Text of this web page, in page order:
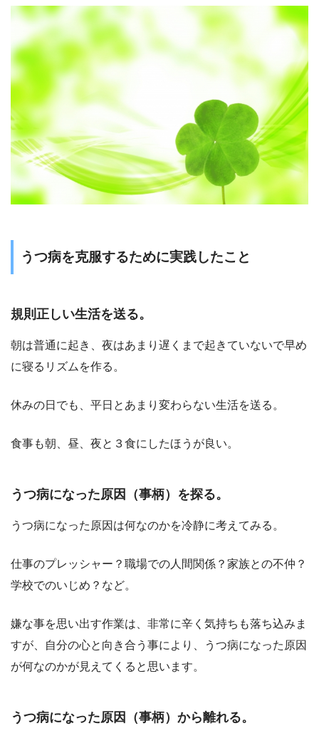
うつ病を克服するために実践したこと
規則正しい生活を送る。
朝は普通に起き、夜はあまり遅くまで起きていないで早め
に寝るリズムを作る。
休みの日でも、平日とあまり変わらない生活を送る。
食事も朝、昼、夜と３食にしたほうが良い。
うつ病になった原因（事柄）を探る。
うつ病になった原因は何なのかを冷静に考えてみる。
仕事のプレッシャー？職場での人間関係？家族との不仲？
学校でのいじめ？など。
嫌な事を思い出す作業は、非常に辛く気持ちも落ち込みま
すが、自分の心と向き合う事により、うつ病になった原因
が何なのかが見えてくると思います。
うつ病になった原因（事柄）から離れる。